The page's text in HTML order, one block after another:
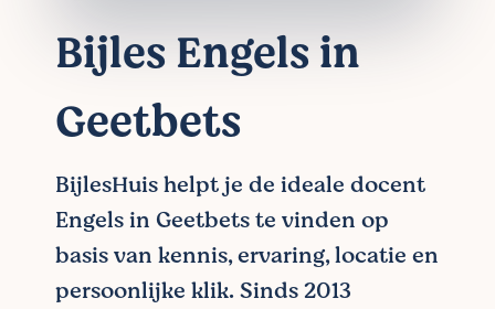
Bijles Engels in
Geetbets
BijlesHuis helpt je de ideale docent
Engels in Geetbets te vinden op
basis van kennis, ervaring, locatie en
persoonlijke klik. Sinds 2013